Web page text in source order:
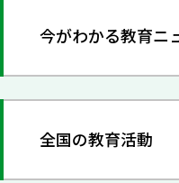
今がわかる教育ニ
全国の教育活動